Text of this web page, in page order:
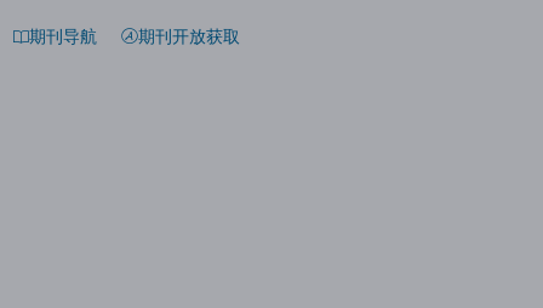
期刊导航 期刊开放获取